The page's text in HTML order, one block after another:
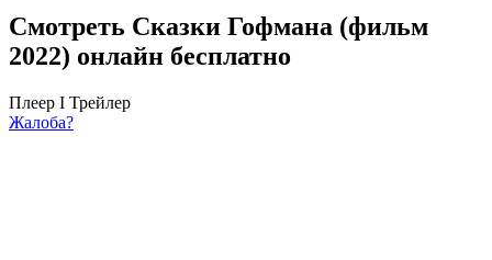
Смотреть Сказки Гофмана (фильм
2022) онлайн бесплатно
Плеер I Трейлер
Жалоба?